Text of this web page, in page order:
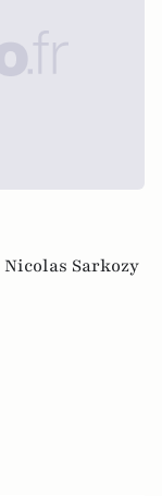
Nicolas Sarkozy